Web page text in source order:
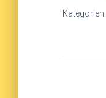
Kategorien: